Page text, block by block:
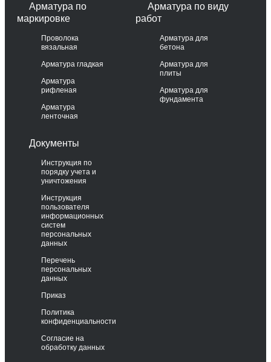
Арматура по
маркировке
Проволока
вязальная
Арматура гладкая
Арматура
рифленая
Арматура
ленточная
Арматура по виду
работ
Арматура для
бетона
Арматура для
плиты
Арматура для
фундамента
Документы
Инструкция по
порядку учета и
уничтожения
Инструкция
пользователя
информационных
систем
персональных
данных
Перечень
персональных
данных
Приказ
Политика
конфиденциальности
Согласие на
обработку данных